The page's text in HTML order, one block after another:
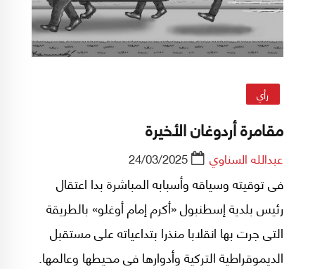
رأي
مقامرة أردوغان الأخيرة
عبدالله السناوي 24/03/2025
فى توقيته وسياقه وأسبابه المباشرة بدا اعتقال
رئيس بلدية إسطنبول «أكرم إمام أوغلو» بالطريقة
التى جرت بها انقلابا منذرا بتداعياته على مستقبل
الديموقراطية التركية وأدوارها فى محيطها وعالمها.